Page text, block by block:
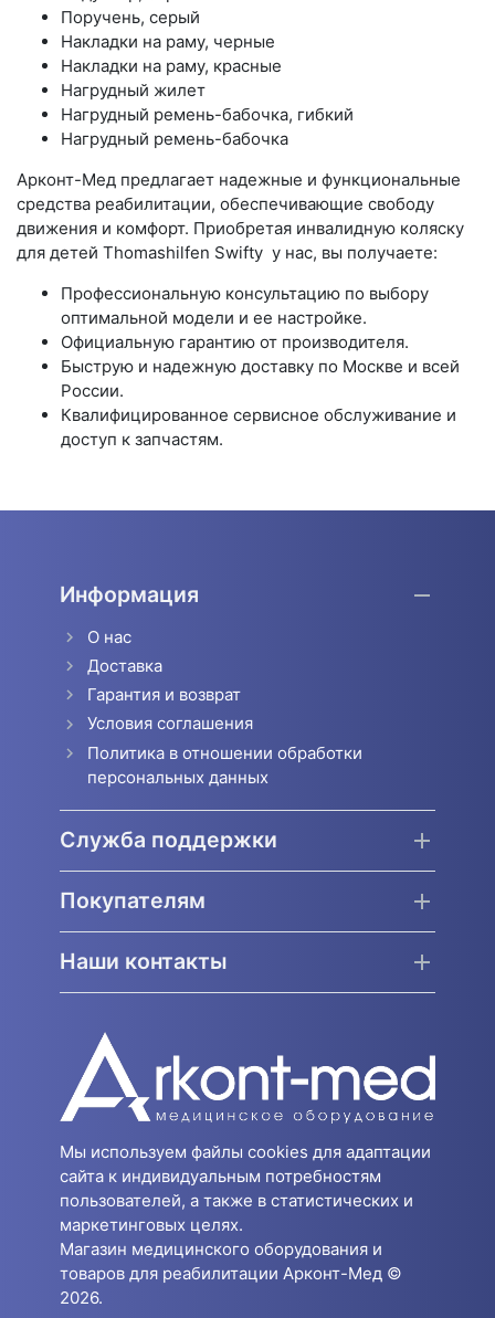
Поручень, серый
Накладки на раму, черные
Накладки на раму, красные
Нагрудный жилет
Нагрудный ремень-бабочка, гибкий
Нагрудный ремень-бабочка
Арконт-Мед предлагает надежные и функциональные
средства реабилитации, обеспечивающие свободу
движения и комфорт. Приобретая инвалидную коляску
для детей Thomashilfen Swifty у нас, вы получаете:
Профессиональную консультацию по выбору
оптимальной модели и ее настройке.
Официальную гарантию от производителя.
Быструю и надежную доставку по Москве и всей
России.
Квалифицированное сервисное обслуживание и
доступ к запчастям.
Информация
О нас
Доставка
Гарантия и возврат
Условия соглашения
Политика в отношении обработки
персональных данных
Служба поддержки
Покупателям
Наши контакты
Мы используем файлы cookies для адаптации
сайта к индивидуальным потребностям
пользователей, а также в статистических и
маркетинговых целях.
Магазин медицинского оборудования и
товаров для реабилитации Арконт-Мед ©
2026.